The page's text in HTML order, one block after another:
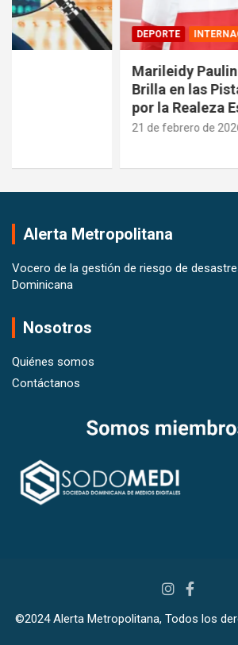
DEPORTE INTERNACIONALES
Marileidy Paulino: Orgullo
Brilla en las Pistas del Mundo y
por la Realeza Española
21 de febrero de 2026 Pedro Santana
Alerta Metropolitana
Vocero de la gestión de riesgo de
Dominicana
Nosotros
Quiénes somos
Contáctanos
©2024 Alerta Metropolitana, Todos los